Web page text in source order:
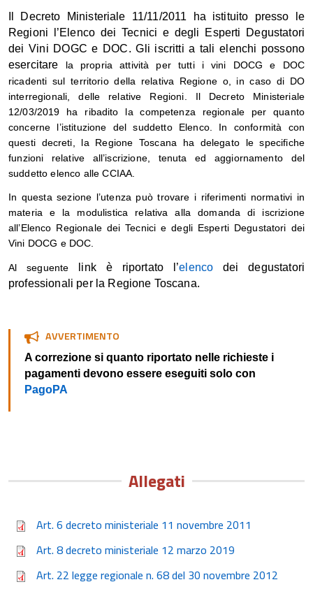
Il Decreto Ministeriale 11/11/2011 ha istituito presso le
Regioni l’Elenco dei Tecnici e degli Esperti Degustatori
dei Vini DOGC e DOC. Gli iscritti a tali elenchi possono
esercitare
la propria attività per tutti i vini DOCG e DOC
ricadenti sul territorio della relativa Regione o, in caso di DO
interregionali, delle relative Regioni. Il Decreto Ministeriale
12/03/2019 ha ribadito la competenza regionale per quanto
concerne l’istituzione del suddetto Elenco. In conformità con
questi decreti, la Regione Toscana ha delegato le specifiche
funzioni relative all’iscrizione, tenuta ed aggiornamento del
suddetto elenco alle CCIAA.
In questa sezione l’utenza può trovare i riferimenti normativi in
materia e la modulistica relativa alla domanda di iscrizione
all’Elenco Regionale dei Tecnici e degli Esperti Degustatori dei
Vini DOCG e DOC.
Al seguente link è riportato l’elenco dei degustatori
professionali per la Regione Toscana.
AVVERTIMENTO
A correzione si quanto riportato nelle richieste i
pagamenti devono essere eseguiti solo con
PagoPA
Allegati
Art. 6 decreto ministeriale 11 novembre 2011
Art. 8 decreto ministeriale 12 marzo 2019
Art. 22 legge regionale n. 68 del 30 novembre 2012